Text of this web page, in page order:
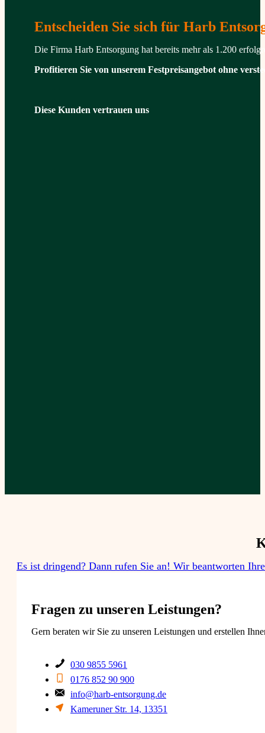
Entscheiden Sie sich für Harb
Die Firma Harb Entsorgung hat bereits mehr als 1.200
Profitieren Sie von unserem Festpreisangebot ohne
Diese Kunden vertrauen uns
Es ist dringend? Dann rufen Sie an! Wir beantworten
Fragen zu unseren Leistungen?​
Gern beraten wir Sie zu unseren Leistungen und erstellen
030 9855 5961
0176 852 90 900
info@harb-entsorgung.de
Kameruner Str. 14, 13351